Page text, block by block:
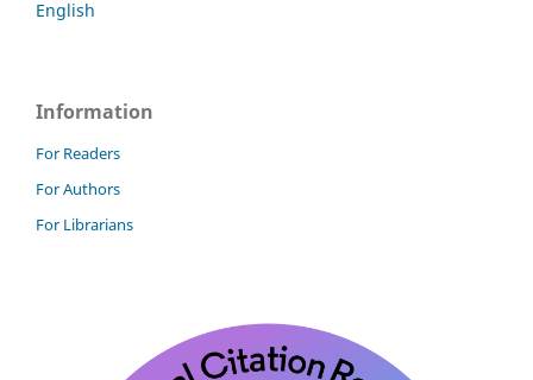
English
Information
For Readers
For Authors
For Librarians